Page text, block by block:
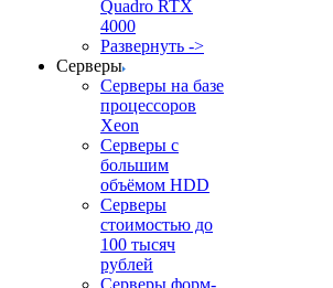
Quadro RTX
4000
Развернуть ->
Серверы
Серверы на базе
процессоров
Xeon
Серверы с
большим
объёмом HDD
Серверы
стоимостью до
100 тысяч
рублей
Серверы форм-